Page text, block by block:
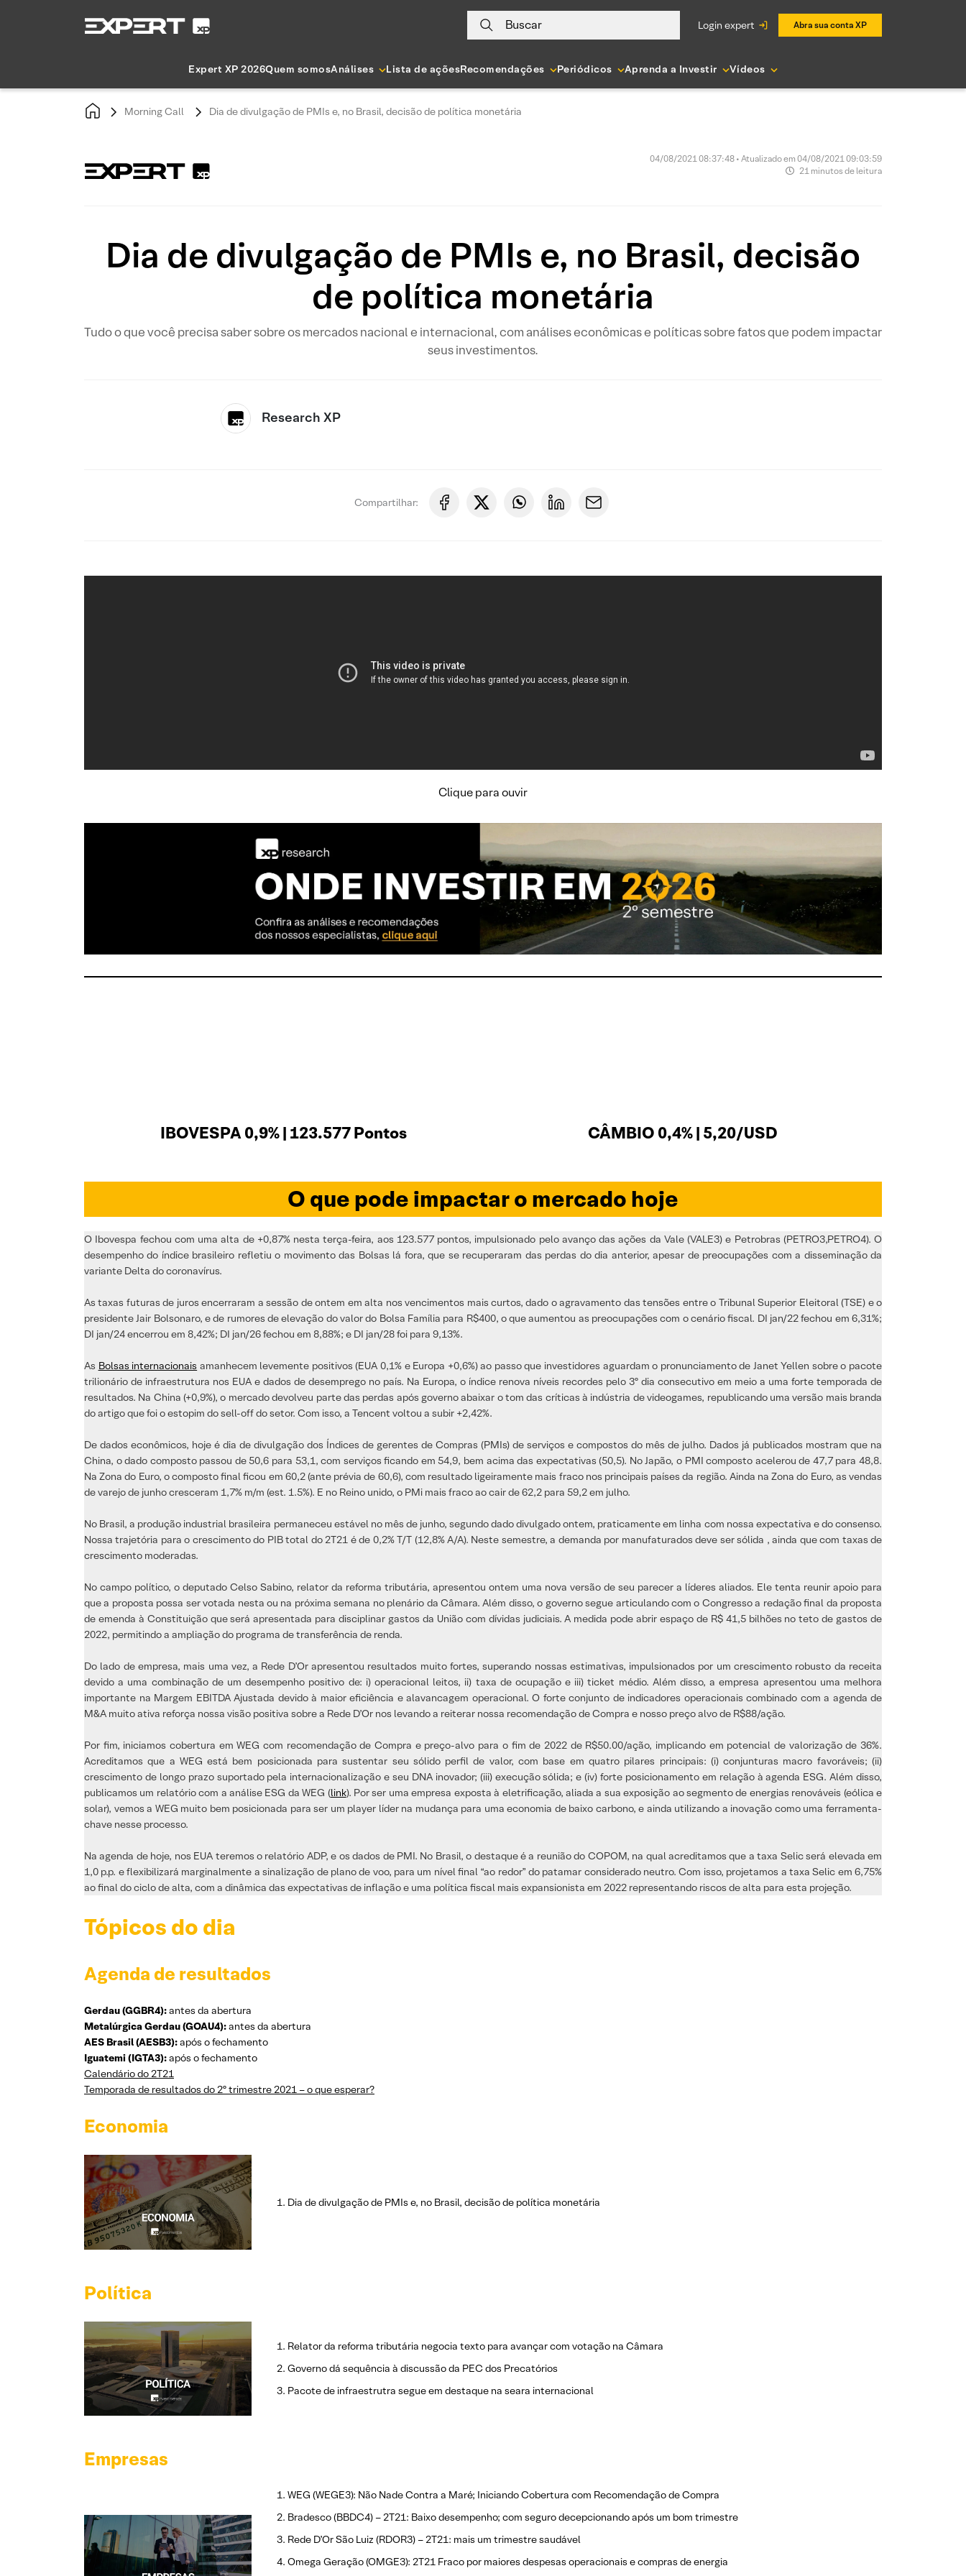
Buscar login expert Abra sua conta XP
Expert XP 2026Quem somosAnálises Lista de açõesRecomendações Periódicos Aprenda a Investir Vídeos
Morning Call Dia de divulgação de PMIs e, no Brasil, decisão de política monetária
04/08/2021 08:37:48 • Atualizado em 04/08/2021 09:03:59
21 minutos de leitura
Dia de divulgação de PMIs e, no Brasil, decisão
de política monetária
Tudo o que você precisa saber sobre os mercados nacional e internacional, com análises econômicas e políticas sobre fatos que podem impactar
seus investimentos.
Research XP
Compartilhar:
Clique para ouvir
IBOVESPA 0,9% | 123.577 Pontos CÂMBIO 0,4% | 5,20/USD
O que pode impactar o mercado hoje
O Ibovespa fechou com uma alta de +0,87% nesta terça-feira, aos 123.577 pontos, impulsionado pelo avanço das ações da Vale (VALE3) e Petrobras (PETRO3,PETRO4). O
desempenho do índice brasileiro refletiu o movimento das Bolsas lá fora, que se recuperaram das perdas do dia anterior, apesar de preocupações com a disseminação da
variante Delta do coronavírus.
As taxas futuras de juros encerraram a sessão de ontem em alta nos vencimentos mais curtos, dado o agravamento das tensões entre o Tribunal Superior Eleitoral (TSE) e o
presidente Jair Bolsonaro, e de rumores de elevação do valor do Bolsa Família para R$400, o que aumentou as preocupações com o cenário fiscal. DI jan/22 fechou em 6,31%;
DI jan/24 encerrou em 8,42%; DI jan/26 fechou em 8,88%; e DI jan/28 foi para 9,13%.
As Bolsas internacionais amanhecem levemente positivos (EUA 0,1% e Europa +0,6%) ao passo que investidores aguardam o pronunciamento de Janet Yellen sobre o pacote
trilionário de infraestrutura nos EUA e dados de desemprego no país. Na Europa, o índice renova níveis recordes pelo 3º dia consecutivo em meio a uma forte temporada de
resultados. Na China (+0,9%), o mercado devolveu parte das perdas após governo abaixar o tom das críticas à indústria de videogames, republicando uma versão mais branda
do artigo que foi o estopim do sell-off do setor. Com isso, a Tencent voltou a subir +2,42%.
De dados econômicos, hoje é dia de divulgação dos Índices de gerentes de Compras (PMIs) de serviços e compostos do mês de julho. Dados já publicados mostram que na
China, o dado composto passou de 50,6 para 53,1, com serviços ficando em 54,9, bem acima das expectativas (50,5). No Japão, o PMI composto acelerou de 47,7 para 48,8.
Na Zona do Euro, o composto final ficou em 60,2 (ante prévia de 60,6), com resultado ligeiramente mais fraco nos principais países da região. Ainda na Zona do Euro, as vendas
de varejo de junho cresceram 1,7% m/m (est. 1.5%). E no Reino unido, o PMi mais fraco ao cair de 62,2 para 59,2 em julho.
No Brasil, a produção industrial brasileira permaneceu estável no mês de junho, segundo dado divulgado ontem, praticamente em linha com nossa expectativa e do consenso.
Nossa trajetória para o crescimento do PIB total do 2T21 é de 0,2% T/T (12,8% A/A). Neste semestre, a demanda por manufaturados deve ser sólida , ainda que com taxas de
crescimento moderadas.
No campo político, o deputado Celso Sabino, relator da reforma tributária, apresentou ontem uma nova versão de seu parecer a líderes aliados. Ele tenta reunir apoio para
que a proposta possa ser votada nesta ou na próxima semana no plenário da Câmara. Além disso, o governo segue articulando com o Congresso a redação final da proposta
de emenda à Constituição que será apresentada para disciplinar gastos da União com dívidas judiciais. A medida pode abrir espaço de R$ 41,5 bilhões no teto de gastos de
2022, permitindo a ampliação do programa de transferência de renda.
Do lado de empresa, mais uma vez, a Rede D’Or apresentou resultados muito fortes, superando nossas estimativas, impulsionados por um crescimento robusto da receita
devido a uma combinação de um desempenho positivo de: i) operacional leitos, ii) taxa de ocupação e iii) ticket médio. Além disso, a empresa apresentou uma melhora
importante na Margem EBITDA Ajustada devido à maior eficiência e alavancagem operacional. O forte conjunto de indicadores operacionais combinado com a agenda de
M&A muito ativa reforça nossa visão positiva sobre a Rede D’Or nos levando a reiterar nossa recomendação de Compra e nosso preço alvo de R$88/ação.
Por fim, iniciamos cobertura em WEG com recomendação de Compra e preço-alvo para o fim de 2022 de R$50.00/ação, implicando em potencial de valorização de 36%.
Acreditamos que a WEG está bem posicionada para sustentar seu sólido perfil de valor, com base em quatro pilares principais: (i) conjunturas macro favoráveis; (ii)
crescimento de longo prazo suportado pela internacionalização e seu DNA inovador; (iii) execução sólida; e (iv) forte posicionamento em relação à agenda ESG. Além disso,
publicamos um relatório com a análise ESG da WEG (link). Por ser uma empresa exposta à eletrificação, aliada a sua exposição ao segmento de energias renováveis ​​(eólica e
solar), vemos a WEG muito bem posicionada para ser um player líder na mudança para uma economia de baixo carbono, e ainda utilizando a inovação como uma ferramenta-
chave nesse processo.
Na agenda de hoje, nos EUA teremos o relatório ADP, e os dados de PMI. No Brasil, o destaque é a reunião do COPOM, na qual acreditamos que a taxa Selic será elevada em
1,0 p.p. e flexibilizará marginalmente a sinalização de plano de voo, para um nível final “ao redor” do patamar considerado neutro. Com isso, projetamos a taxa Selic em 6,75%
ao final do ciclo de alta, com a dinâmica das expectativas de inflação e uma política fiscal mais expansionista em 2022 representando riscos de alta para esta projeção.
Tópicos do dia
Agenda de resultados
Gerdau (GGBR4):antes da abertura
Metalúrgica Gerdau (GOAU4):antes da abertura
AES Brasil (AESB3):após o fechamento
Iguatemi (IGTA3):após o fechamento
Calendário do 2T21
Temporada de resultados do 2º trimestre 2021 – o que esperar?
Economia
Dia de divulgação de PMIs e, no Brasil, decisão de política monetária
Política
Relator da reforma tributária negocia texto para avançar com votação na Câmara
Governo dá sequência à discussão da PEC dos Precatórios
Pacote de infraestrutra segue em destaque na seara internacional
Empresas
WEG (WEGE3): Não Nade Contra a Maré; Iniciando Cobertura com Recomendação de Compra
Bradesco (BBDC4) – 2T21: Baixo desempenho; com seguro decepcionando após um bom trimestre
Rede D’Or São Luiz (RDOR3) – 2T21: mais um trimestre saudável
Omega Geração (OMGE3): 2T21 Fraco por maiores despesas operacionais e compras de energia